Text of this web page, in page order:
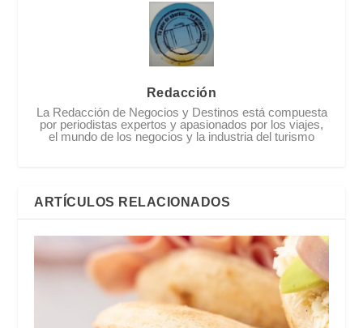
Redacción
La Redacción de Negocios y Destinos está compuesta
por periodistas expertos y apasionados por los viajes,
el mundo de los negocios y la industria del turismo
ARTÍCULOS RELACIONADOS